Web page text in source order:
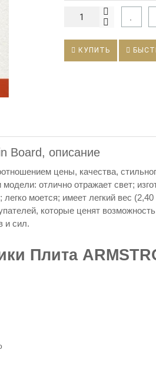
КУПИТЬ
Board, описание
цены, качества,
отлично отражает свет;
моется; имеет легкий вес
которые ценят
и сил.
Плита